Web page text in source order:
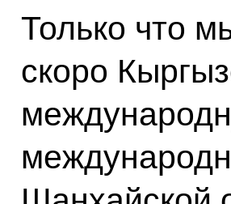
Только что
скоро